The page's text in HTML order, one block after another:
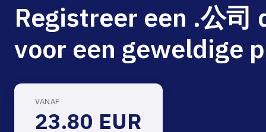
Domeinnaam verhuizen
gTLD-extensies
NGINX Hosting
Beheerde Cloud Virtuele Server
Registreer een .公司
voor een geweldige
VANAF
23.80 EUR